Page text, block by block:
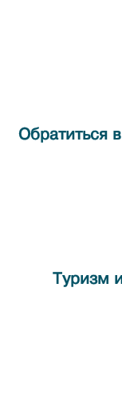
Обратиться
Туризм